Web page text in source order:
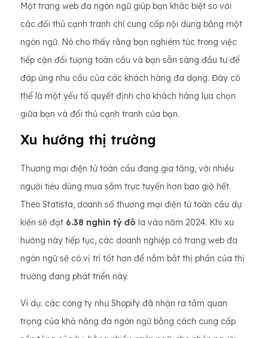
Một trang web đa ngôn ngữ giúp bạn khác biệt so với
các đối thủ cạnh tranh chỉ cung cấp nội dung bằng một
ngôn ngữ. Nó cho thấy rằng bạn nghiêm túc trong việc
tiếp cận đối tượng toàn cầu và bạn sẵn sàng đầu tư để
đáp ứng nhu cầu của các khách hàng đa dạng. Đây có
thể là một yếu tố quyết định cho khách hàng lựa chọn
giữa bạn và đối thủ cạnh tranh của bạn.
Xu hướng thị trường
Thương mại điện tử toàn cầu đang gia tăng, với nhiều
người tiêu dùng mua sắm trực tuyến hơn bao giờ hết.
Theo Statista, doanh số thương mại điện tử toàn cầu dự
kiến sẽ đạt 6.38 nghìn tỷ đô la vào năm 2024. Khi xu
hướng này tiếp tục, các doanh nghiệp có trang web đa
ngôn ngữ sẽ có vị trí tốt hơn để nắm bắt thị phần của thị
trường đang phát triển này.
Ví dụ: các công ty như Shopify đã nhận ra tầm quan
trọng của khả năng đa ngôn ngữ bằng cách cung cấp